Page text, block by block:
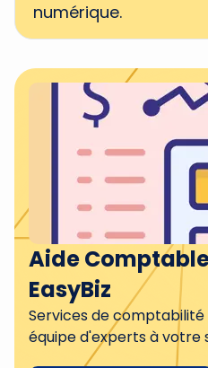
numérique.
Aide
EasyBiz
Services de
équipe d'experts à votre